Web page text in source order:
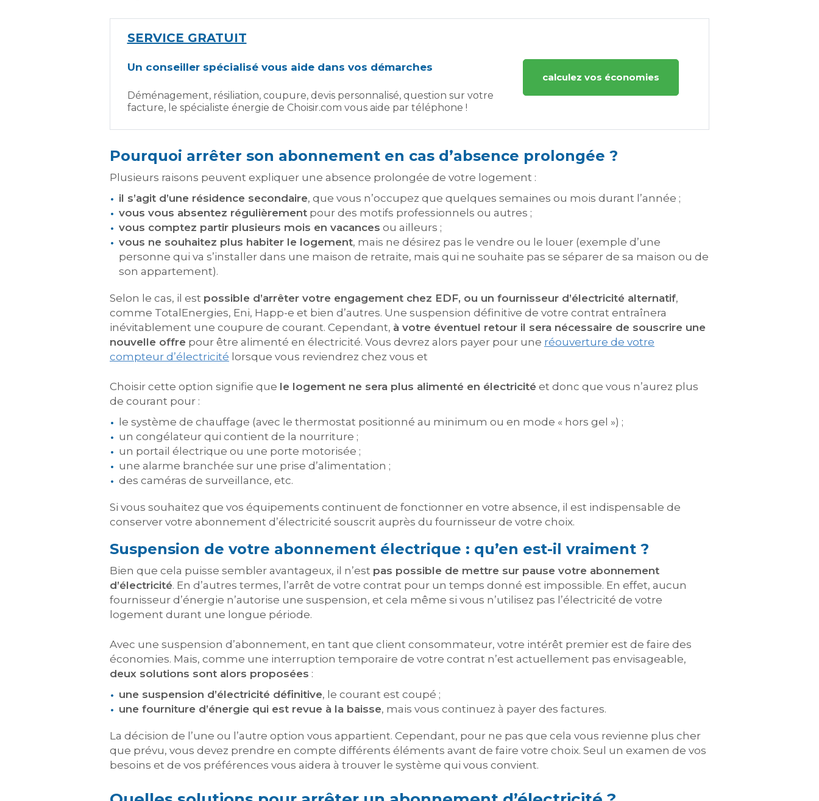
SERVICE GRATUIT
Un conseiller spécialisé vous aide dans vos démarches
Déménagement, résiliation, coupure, devis personnalisé, question sur votre
facture, le spécialiste énergie de Choisir.com vous aide par téléphone !
calculez vos économies
Pourquoi arrêter son abonnement en cas d’absence prolongée ?
Plusieurs raisons peuvent expliquer une absence prolongée de votre logement :
il s’agit d’une résidence secondaire, que vous n’occupez que quelques semaines ou mois durant l’année ;
vous vous absentez régulièrement pour des motifs professionnels ou autres ;
vous comptez partir plusieurs mois en vacances ou ailleurs ;
vous ne souhaitez plus habiter le logement, mais ne désirez pas le vendre ou le louer (exemple d’une
personne qui va s’installer dans une maison de retraite, mais qui ne souhaite pas se séparer de sa maison ou de
son appartement).
Selon le cas, il est possible d’arrêter votre engagement chez EDF, ou un fournisseur d’électricité alternatif,
comme TotalEnergies, Eni, Happ-e et bien d’autres. Une suspension définitive de votre contrat entraînera
inévitablement une coupure de courant. Cependant, à votre éventuel retour il sera nécessaire de souscrire une
nouvelle offre pour être alimenté en électricité. Vous devrez alors payer pour une réouverture de votre
compteur d’électricité lorsque vous reviendrez chez vous et
Choisir cette option signifie que le logement ne sera plus alimenté en électricité et donc que vous n’aurez plus
de courant pour :
le système de chauffage (avec le thermostat positionné au minimum ou en mode « hors gel ») ;
un congélateur qui contient de la nourriture ;
un portail électrique ou une porte motorisée ;
une alarme branchée sur une prise d’alimentation ;
des caméras de surveillance, etc.
Si vous souhaitez que vos équipements continuent de fonctionner en votre absence, il est indispensable de
conserver votre abonnement d’électricité souscrit auprès du fournisseur de votre choix.
Suspension de votre abonnement électrique : qu’en est-il vraiment ?
Bien que cela puisse sembler avantageux, il n’est pas possible de mettre sur pause votre abonnement
d’électricité. En d’autres termes, l’arrêt de votre contrat pour un temps donné est impossible. En effet, aucun
fournisseur d’énergie n’autorise une suspension, et cela même si vous n’utilisez pas l’électricité de votre
logement durant une longue période.
Avec une suspension d’abonnement, en tant que client consommateur, votre intérêt premier est de faire des
économies. Mais, comme une interruption temporaire de votre contrat n’est actuellement pas envisageable,
deux solutions sont alors proposées :
une suspension d’électricité définitive, le courant est coupé ;
une fourniture d’énergie qui est revue à la baisse, mais vous continuez à payer des factures.
La décision de l’une ou l’autre option vous appartient. Cependant, pour ne pas que cela vous revienne plus cher
que prévu, vous devez prendre en compte différents éléments avant de faire votre choix. Seul un examen de vos
besoins et de vos préférences vous aidera à trouver le système qui vous convient.